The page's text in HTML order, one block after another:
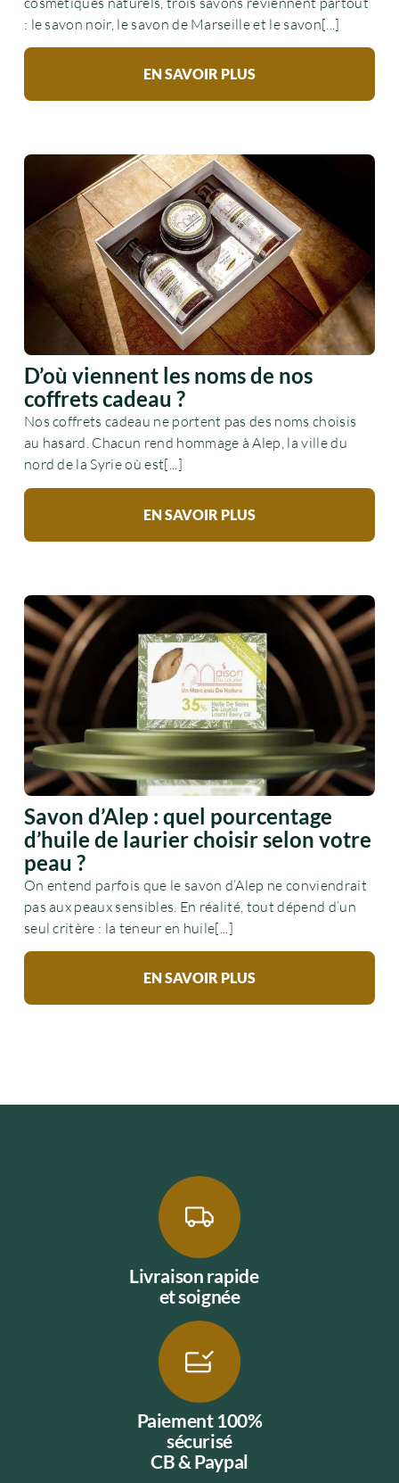
: le savon noir, le savon de Marseille et le savon[...]
EN SAVOIR PLUS
D’où viennent les noms de nos
coffrets cadeau ?
Nos coffrets cadeau ne portent pas des noms choisis
au hasard. Chacun rend hommage à Alep, la ville du
nord de la Syrie où est[...]
EN SAVOIR PLUS
Savon d’Alep : quel pourcentage
d’huile de laurier choisir selon votre
peau ?
On entend parfois que le savon d’Alep ne conviendrait
pas aux peaux sensibles. En réalité, tout dépend d’un
seul critère : la teneur en huile[...]
EN SAVOIR PLUS
Livraison rapide
et soignée
Paiement 100%
sécurisé
CB & Paypal